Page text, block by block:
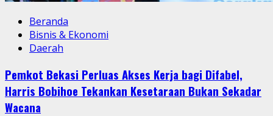
Beranda
Bisnis & Ekonomi
Daerah
Pemkot Bekasi Perluas Akses Kerja bagi Difabel,
Harris Bobihoe Tekankan Kesetaraan Bukan Sekadar
Wacana